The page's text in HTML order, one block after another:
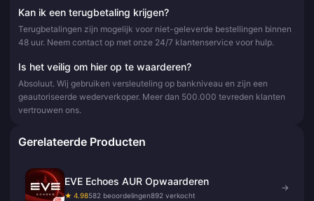
Kan ik een terugbetaling krijgen?
Terugbetalingen zijn mogelijk voor niet-geleverde bestellingen binnen
48 uur. Neem contact op met onze 24/7 klantenservice voor hulp.
Is het veilig om hier op te waarderen?
Absoluut. Wij gebruiken versleuteling op bankniveau en zijn een
geautoriseerde wederverkoper. Meer dan 500.000 tevreden klanten
vertrouwen ons.
Gerelateerde Producten
EVE Echoes AUR Opwaarderen
★ 4.98582 beoordelingen892 verkocht
→